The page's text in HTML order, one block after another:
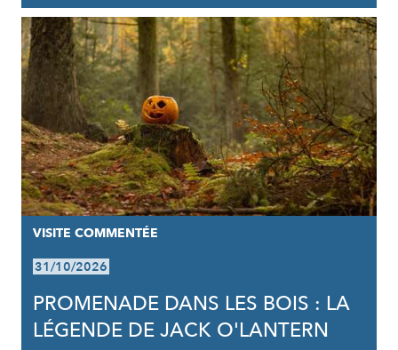
VISITE COMMENTÉE
31/10/2026
PROMENADE DANS LES BOIS : LA
LÉGENDE DE JACK O'LANTERN